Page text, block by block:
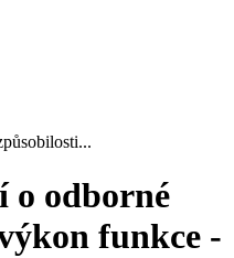
o odborné
funkce -